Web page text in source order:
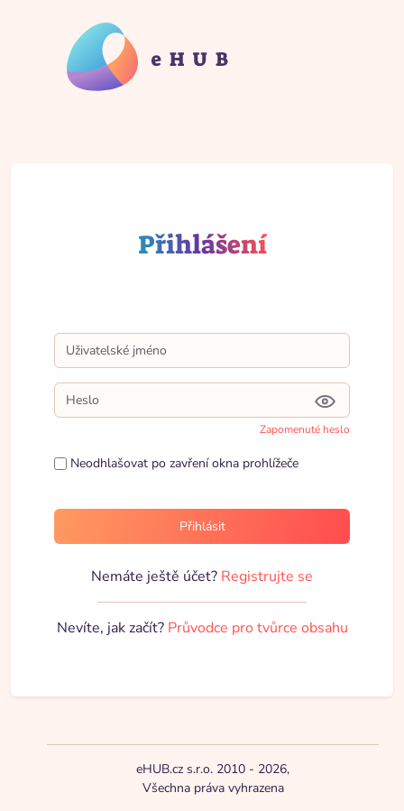
Přihlášení
Zapomenuté heslo
Neodhlašovat po zavření okna prohlížeče
Přihlásit
Nemáte ještě účet? Registrujte se
Nevíte, jak začít? Průvodce pro tvůrce obsahu
eHUB.cz s.r.o. 2010 - 2026,
Všechna práva vyhrazena